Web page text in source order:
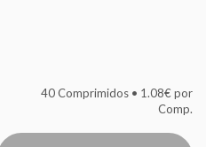
40 Comprimidos • 1.08€ por
Comp.